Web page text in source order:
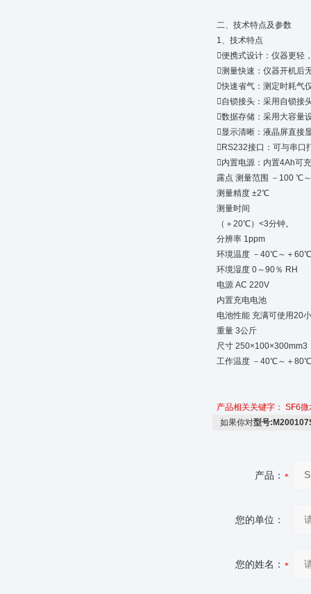
二、技术特点及参数
1、技术特点
便携式设计：仪器更轻
测量快速：仪器开机后
快速省气：测定时耗气
自锁接头：采用自锁接
数据存储：采用大容量
显示清晰：液晶屏直接
RS232接口：可与串口
内置电源：内置4Ah可
露点 测量范围 －100 ℃
测量精度 ±2℃
测量时间
（＋20℃）<3分钟。
分辨率 1ppm
环境温度 －40℃～＋60℃
环境湿度 0～90％ RH
电源 AC 220V
内置充电电池
电池性能 充满可使用20
重量 3公斤
尺寸 250×100×300mm3
工作温度 －40℃～＋80℃
产品相关关键字： SF6微
如果你对型号
产品：
您的单位：
您的姓名：